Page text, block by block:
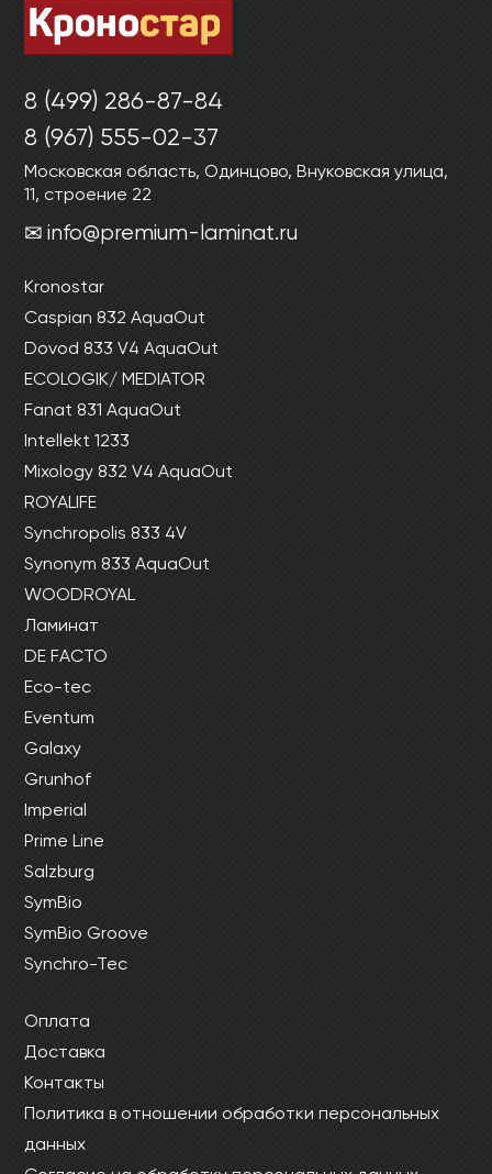
8 (499) 286-87-84
8 (967) 555-02-37
Московская область, Одинцово, Внуковская улица,
11, строение 22
info@premium-laminat.ru
Kronostar
Caspian 832 AquaOut
Dovod 833 V4 AquaOut
ECOLOGIK/ MEDIATOR
Fanat 831 AquaOut
Intellekt 1233
Mixology 832 V4 AquaOut
ROYALIFE
Synchropolis 833 4V
Synonym 833 AquaOut
WOODROYAL
Ламинат
DE FACTO
Eco-tec
Eventum
Galaxy
Grunhof
Imperial
Prime Line
Salzburg
SymBio
SymBio Groove
Synchro-Tec
Оплата
Доставка
Контакты
Политика в отношении обработки персональных
данных